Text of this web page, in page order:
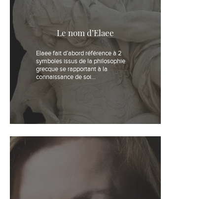
Le nom d’Elaee
Elaee fait d’abord référence à 2
symboles issus de la philosophie
grecque se rapportant à la
connaissance de soi…